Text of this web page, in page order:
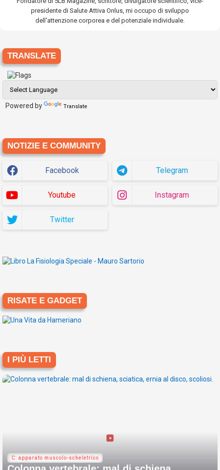
presidente di Salute Attiva Onlus, mi occupo di sviluppo
dell'attenzione corporea e del potenziale individuale.
TRANSLATE
Powered by Translate
NOTIZIE E COMMUNITY
Facebook Telegram
Youtube Instagram
Twitter
RISATE E GADGET
I PIÙ LETTI
C: apparato muscolo-scheletrico